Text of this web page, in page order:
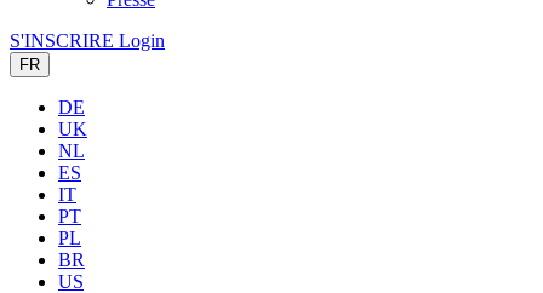
S'INSCRIRE Login
FR
DE
UK
NL
ES
IT
PT
PL
BR
US